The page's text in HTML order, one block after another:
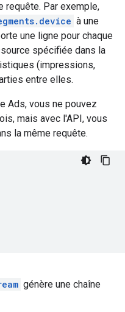
requête. Par exemple,
à une
une ligne pour chaque
spécifiée dans la
(impressions,
entre elles.
Ads, vous ne pouvez
mais avec l'API, vous
la même requête.
génère une chaîne